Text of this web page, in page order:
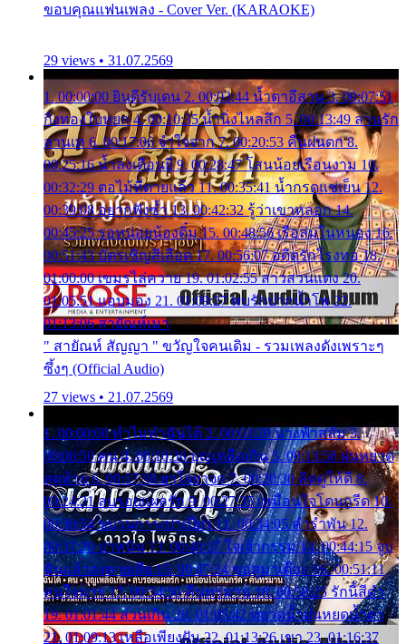
ขอบคุณแฟนเพลง - Cover Ver. (KARAOKE)
29 views • 31.07.2569
1. 00:00:00 ยินดีรับเดน 2. 00:03:44 น้ำตาอีสาน 3. 00:07:51
กิ่งทองใบหยก 4. 00:10:35 น้ำนิ่งไหลลึก 5. 00:13:49 ลานรัก
ลานเท 6. 00:17:06 จำใจจาก 7. 00:20:53 คืนฝนตก 8.
00:25:16 น้ำลงเดือนยี่ 9. 00:28:47 โสนน้อยเรือนงาม 10.
00:32:29 ตอไม้ที่ตายแล้ว 11. 00:35:41 น้ำกรดแช่เย็น 12.
00:39:08 อยากฟังซ้ำ 13. 00:42:32 รู้ว่าเขาหลอก 14.
00:45:25 รอหน่อยน้องติ๋ม 15. 00:48:56 เรือล่มในหนอง 16.
00:51:43 บัตรเชิญสีเลือด 17. 00:56:07 อดีตรักโรงทอ 18.
01:00:00 เขมรไล่ควาย 19. 01:02:55 สาวสวนแตง 20.
01:05:51 แอบมอง 21. 01:09:27 พบรักปากน้ำโพ 22.
01:13:06 สายัณห์เมา
" สายัณห์ สัญญา " ขวัญใจคนเดิม - รวมเพลงดังเพราะๆ
ซึ้งๆ (Official Audio)
27 views • 21.07.2569
1. 00:00:00 ทำไมทำฉันได้ 2. 00:03:20 นางฟ้าสลัม 3.
00:06:50 คน 4. 00:10:36 บุญเหลือเกิน 5. 00:13:58 ฝนหยาด
สุดท้าย 6. 00:17:30 ยาใจยาจก 7. 00:20:30 คิดดูให้ดี 8.
00:24:21 ลบรอยแผลรัก 9. 00:27:35 เหมือนใจโดนกรีด 10.
00:30:54 ขบวนการเปาเปียว 11. 00:34:05 คำรำพัน 12.
00:37:20 ปาหนัน 13. 00:40:37 ใจเจ้ากรรม 14. 00:44:15 จูบ
ฉันแล้วจงตายเสีย 15. 00:47:24 ขอสูมาเต๊อะ 16. 00:51:11
คนใจมาร 17. 00:54:50 คืนทรมาน 18. 00:58:25 รักนี้สีดำ
19. 01:01:44 ส่วนเกิน 20. 01:05:42 หยาดน้ำฝนหยดน้ำตา
21. 01:09:13 เหลือเพียงฝัน 22. 01:13:26 เขา 23. 01:16:37